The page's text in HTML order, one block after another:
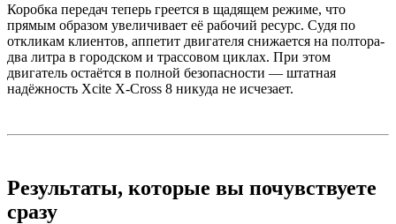
Коробка передач теперь греется в щадящем режиме, что
прямым образом увеличивает её рабочий ресурс. Судя по
откликам клиентов, аппетит двигателя снижается на полтора-
два литра в городском и трассовом циклах. При этом
двигатель остаётся в полной безопасности — штатная
надёжность Xcite X-Cross 8 никуда не исчезает.
Результаты, которые вы почувствуете
сразу